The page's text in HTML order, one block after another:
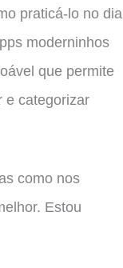
praticá-lo no dia
moderninhos
que permite
e categorizar
como nos
Estou